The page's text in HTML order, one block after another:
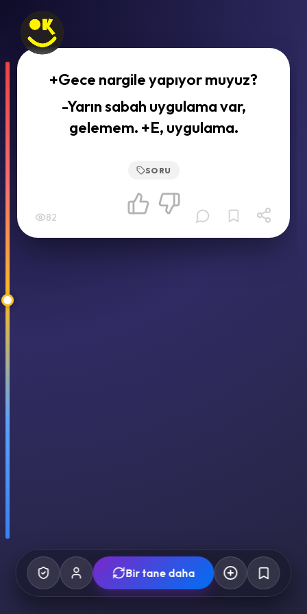
+Gece nargile yapıyor muyuz?
-Yarın sabah uygulama var,
gelemem. +E, uygulama.
SORU
82
Bir tane daha